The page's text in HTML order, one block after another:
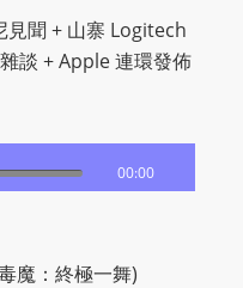
聞 + 山寨 Logitech
談 + Apple 連環發佈
00:00
魔：終極一舞)